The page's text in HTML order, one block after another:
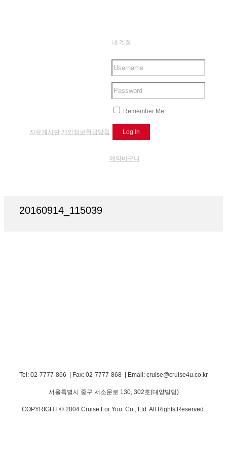
자유게시판 개인정보취급방침
내 계정
Remember Me
예약바구니
20160914_115039
Tel: 02-7777-866 | Fax: 02-7777-868 Email: cruise@cruise4u.co.kr
서울특별시 중구 서소문로 130, 302호(대양빌딩)
COPYRIGHT © 2004 Cruise For You. Co., Ltd. All Rights Reserved.